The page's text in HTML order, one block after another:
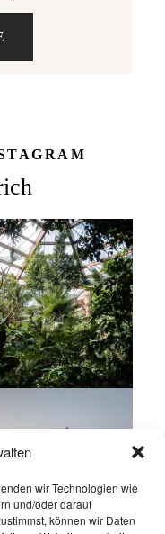
wir Technologien wie
und/oder darauf
können wir Daten